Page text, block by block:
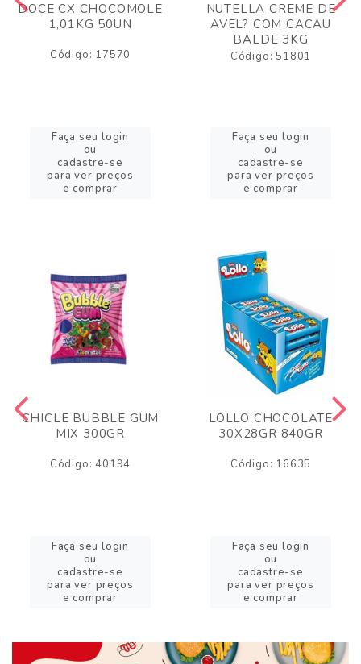
DOCE CX CHOCOMOLE
1,01KG 50UN
Código: 17570
Faça seu login
ou
cadastre-se
para ver preços
e comprar
NUTELLA CREME DE
AVEL? COM CACAU
BALDE 3KG
Código: 51801
Faça seu login
ou
cadastre-se
para ver preços
e comprar
CHICLE BUBBLE GUM
MIX 300GR
Código: 40194
Faça seu login
ou
cadastre-se
para ver preços
e comprar
LOLLO CHOCOLATE
30X28GR 840GR
Código: 16635
Faça seu login
ou
cadastre-se
para ver preços
e comprar